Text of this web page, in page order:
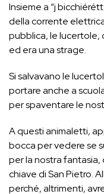
Insieme a “j
della corrente
pubblica, le lucertole,
ed era una strage.
Si salvavano le
portare anche a
per spaventare le
A questi animaletti,
bocca per vedere se
per la nostra fantasia,
chiave di San Pietro.
perché, altrimenti,